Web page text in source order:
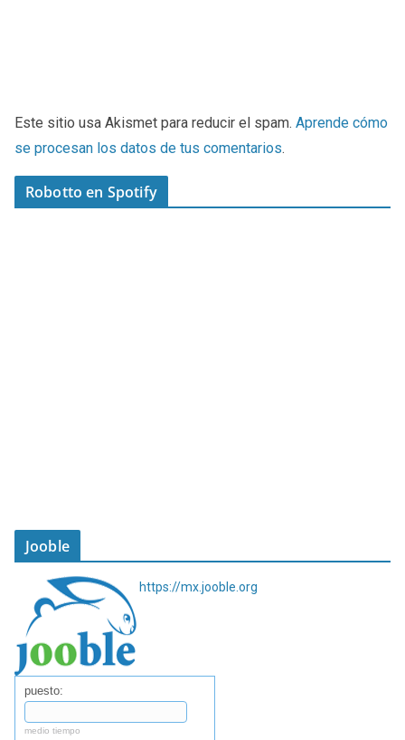
Este sitio usa Akismet para reducir el spam. Aprende cómo
se procesan los datos de tus comentarios.
Robotto en Spotify
Jooble
https://mx.jooble.org
puesto:
medio tiempo